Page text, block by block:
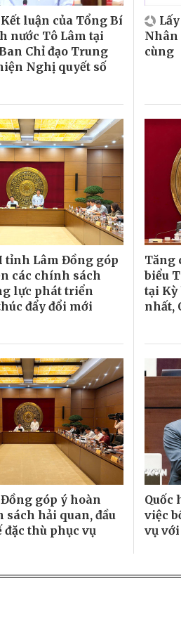
luận của Tổng Bí
nước Tô Lâm tại
Chỉ đạo Trung
Nghị quyết số
Nhân
cùng
tỉnh Lâm Đồng góp
các chính sách
lực phát triển
đẩy đổi mới
Tăng
biểu
tại
nhất,
góp ý hoàn
hải quan, đầu
đặc thù phục vụ
Quốc
việc
vụ